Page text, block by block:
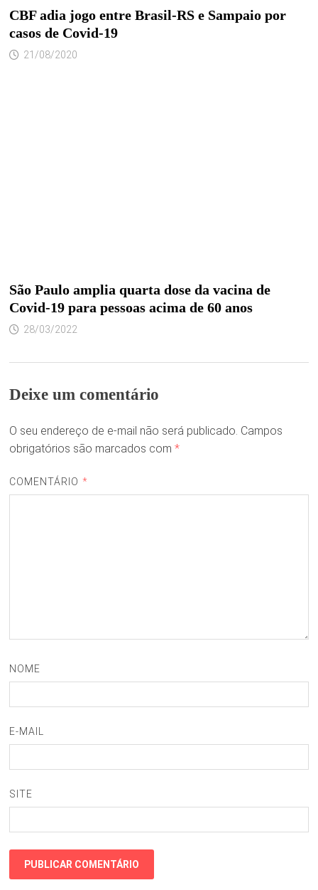
CBF adia jogo entre Brasil-RS e Sampaio por
casos de Covid-19
21/08/2020
São Paulo amplia quarta dose da vacina de
Covid-19 para pessoas acima de 60 anos
28/03/2022
Deixe um comentário
O seu endereço de e-mail não será publicado. Campos
obrigatórios são marcados com *
COMENTÁRIO *
NOME
E-MAIL
SITE